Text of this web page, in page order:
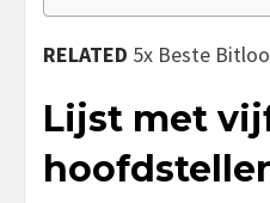
RELATED 5x Beste
Lijst met